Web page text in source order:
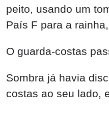
peito, usando um
País F para a
O guarda-costas
Sombra já havia
costas ao seu lado,